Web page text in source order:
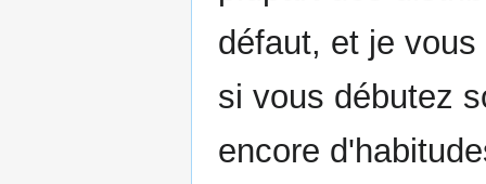
défaut, et je
si vous débutez
encore